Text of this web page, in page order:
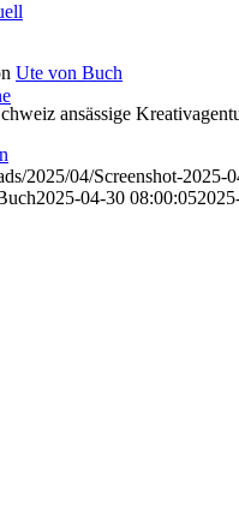
Ute von Buch
ansässige
2025/04/Screenshot-
2025-04-30 08:00:05